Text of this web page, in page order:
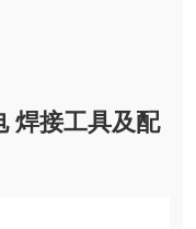
焊接工具及配